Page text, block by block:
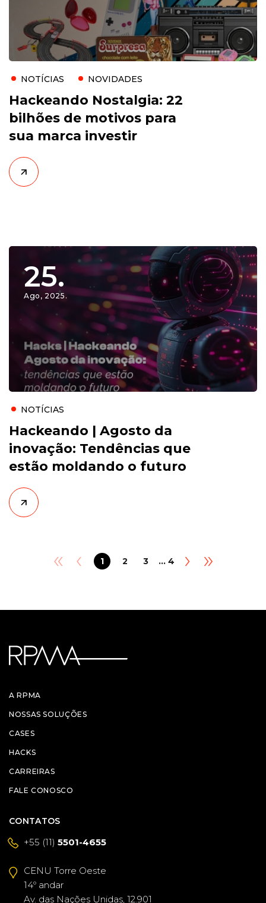
NOTÍCIAS NOVIDADES
Hackeando Nostalgia: 22
bilhões de motivos para
sua marca investir
25.
Ago, 2025.
NOTÍCIAS
Hackeando | Agosto da
inovação: Tendências que
estão moldando o futuro
« ‹ 1 2 3 ... 4 › »
A RPMA
NOSSAS SOLUÇÕES
CASES
HACKS
CARREIRAS
FALE CONOSCO
CONTATOS
+55 (11) 5501-4655
CENU Torre Oeste
14º andar
Av. das Nações Unidas, 12.901